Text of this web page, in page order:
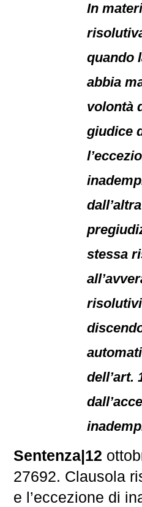
In
quando
abbia
volontà
giudice
stessa
dell’art.
Sentenza|12
27692. Clausola
e l’eccezione di